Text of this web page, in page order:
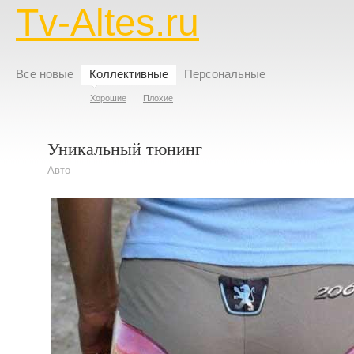
Tv-Altes.ru
Все новые Коллективные
Хорошие Плохие
Персональные
Уникальный тюнинг
Авто